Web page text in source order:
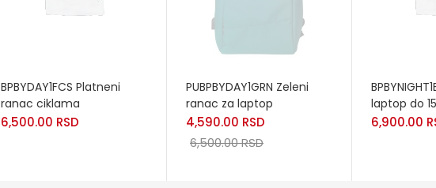
BPBYDAY1FCS Platneni
ranac ciklama
6,500.00 RSD
PUBPBYDAY1GRN Zeleni
ranac za laptop
4,590.00 RSD
6,500.00RSD
laptop do
6,900.00